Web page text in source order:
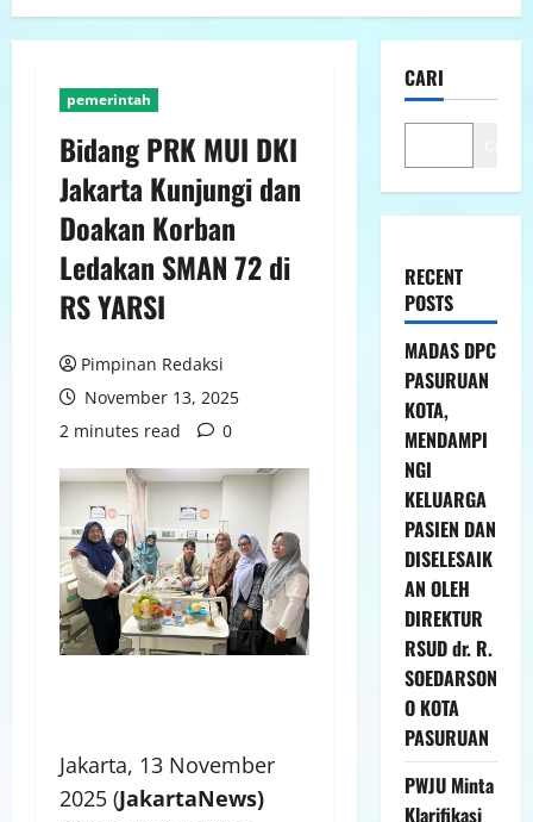
pemerintah
Bidang PRK MUI DKI
Jakarta Kunjungi dan
Doakan Korban
Ledakan SMAN 72 di
RS YARSI
Pimpinan Redaksi
November 13, 2025
2 minutes read
0
Jakarta, 13 November
2025 (JakartaNews)
CARI
RECENT
POSTS
MADAS DPC
PASURUAN
KOTA,
MENDAMPI
NGI
KELUARGA
PASIEN DAN
DISELESAIK
AN OLEH
DIREKTUR
RSUD dr. R.
SOEDARSON
O KOTA
PASURUAN
PWJU Minta
Klarifikasi